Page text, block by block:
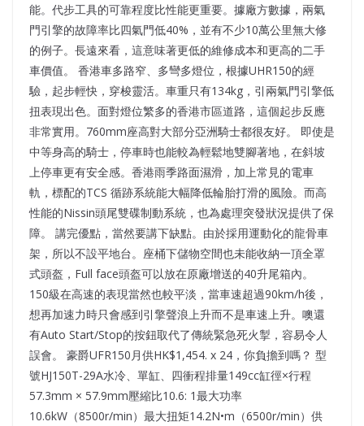
能。代步工具的可靠程度比性能更重要。據廠方數據，兩氣
門引擎的故障率比四氣門低40%，並有不少10萬公里無大修
的例子。長遠來看，這意味著更低的維修成本和更高的二手
車價值。 香港車多路窄、多彎多燈位，根據UHR150的經
驗，起步輕快，穿梭靈活。車重只有134kg，引兩氣門引擎低
扭表現出色。面對燈位繁多的香港市區道路，這個起步反應
非常實用。760mm座高對大部分亞洲騎士都很友好。 即使是
中等身高的騎士，停車時也能較為輕鬆地雙腳著地，在斜坡
上停車更有安全感。香港雨季路面濕滑，加上常見的電車
軌，標配的TCS 循跡系統能大幅降低輪胎打滑的風險。而高
性能的Nissin頭尾雙碟制動系統，也為處理突發狀況提供了保
障。 講完優點，當然要講下缺點。由於採用運動化的龍骨車
架，所以不設平地台。座桶下儲物空間也未能收納一頂全罩
式頭盔，Full face頭盔可以放在原廠增送的40升尾箱內。
150級在高速的表現當然也較平淡，當車速超過90km/h後，
想再加速力時只會感到引擎聲浪上升而不是車速上升。噢還
有Auto Start/Stop的按鈕取代了傳統緊急死火掣，容易令人
誤會。 豪爵UFR150月供HK$1,454. x 24，你負擔到嗎？ 型
號HJ150T-29A水冷、單缸、四衝程排量149cc缸徑×行程
57.3mm × 57.9mm壓縮比10.6: 1最大功率
10.6kW（8500r/min）最大扭矩14.2N•m（6500r/min）供